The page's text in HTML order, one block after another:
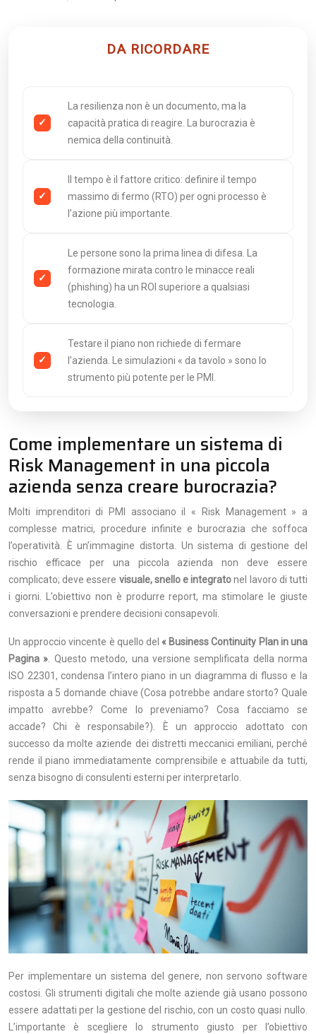
DA RICORDARE
La resilienza non è un documento, ma la
capacità pratica di reagire. La burocrazia è
nemica della continuità.
Il tempo è il fattore critico: definire il tempo
massimo di fermo (RTO) per ogni processo è
l’azione più importante.
Le persone sono la prima linea di difesa. La
formazione mirata contro le minacce reali
(phishing) ha un ROI superiore a qualsiasi
tecnologia.
Testare il piano non richiede di fermare
l’azienda. Le simulazioni « da tavolo » sono lo
strumento più potente per le PMI.
Come implementare un sistema di
Risk Management in una piccola
azienda senza creare burocrazia?
Molti imprenditori di PMI associano il « Risk Management » a
complesse matrici, procedure infinite e burocrazia che soffoca
l’operatività. È un’immagine distorta. Un sistema di gestione del
rischio efficace per una piccola azienda non deve essere
complicato; deve essere visuale, snello e integratonel lavoro di tutti
i giorni. L’obiettivo non è produrre report, ma stimolare le giuste
conversazioni e prendere decisioni consapevoli.
Un approccio vincente è quello del« Business Continuity Plan in una
Pagina ». Questo metodo, una versione semplificata della norma
ISO 22301, condensa l’intero piano in un diagramma di flusso e la
risposta a 5 domande chiave (Cosa potrebbe andare storto? Quale
impatto avrebbe? Come lo preveniamo? Cosa facciamo se
accade? Chi è responsabile?). È un approccio adottato con
successo da molte aziende dei distretti meccanici emiliani, perché
rende il piano immediatamente comprensibile e attuabile da tutti,
senza bisogno di consulenti esterni per interpretarlo.
Per implementare un sistema del genere, non servono software
costosi. Gli strumenti digitali che molte aziende già usano possono
essere adattati per la gestione del rischio, con un costo quasi nullo.
L’importante è scegliere lo strumento giusto per l’obiettivo